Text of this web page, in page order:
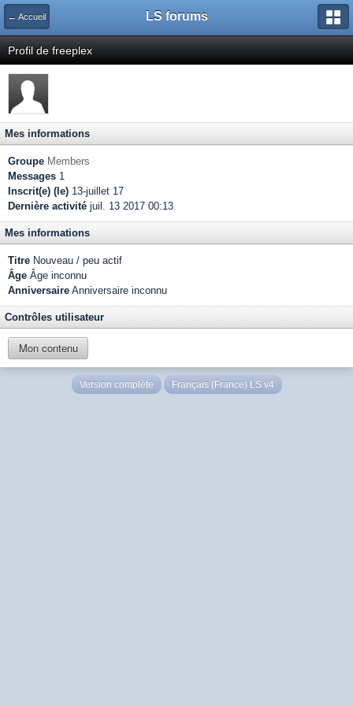
← Accueil LS forums
Profil de freeplex
Mes informations
Groupe Members
Messages 1
Inscrit(e) (le) 13-juillet 17
Dernière activité juil. 13 2017 00:13
Mes informations
Titre Nouveau / peu actif
Âge Âge inconnu
Anniversaire Anniversaire inconnu
Contrôles utilisateur
Mon contenu
Version complète Français (France) LS v4